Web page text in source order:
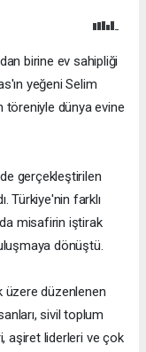
birine ev sahipliği
yeğeni Selim
töreniyle dünya evine
gerçekleştirilen
Türkiye'nin farklı
misafirin iştirak
dönüştü.
üzere düzenlenen
sivil toplum
aşiret liderleri ve çok